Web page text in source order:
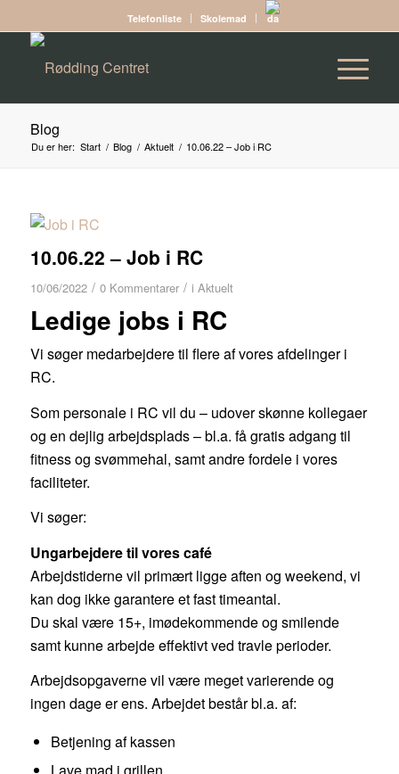
Telefonliste Skolemad
Blog
Du er her: Start / Blog / Aktuelt / 10.06.22 – Job i RC
10.06.22 – Job i RC
10/06/2022 / 0 Kommentarer / i Aktuelt
Ledige jobs i RC
Vi søger medarbejdere til flere af vores afdelinger i
RC.
Som personale i RC vil du – udover skønne kollegaer
og en dejlig arbejdsplads – bl.a. få gratis adgang til
fitness og svømmehal, samt andre fordele i vores
faciliteter.
Vi søger:
Ungarbejdere til vores café
Arbejdstiderne vil primært ligge aften og weekend, vi
kan dog ikke garantere et fast timeantal.
Du skal være 15+, imødekommende og smilende
samt kunne arbejde effektivt ved travle perioder.
Arbejdsopgaverne vil være meget varierende og
ingen dage er ens. Arbejdet består bl.a. af:
Betjening af kassen